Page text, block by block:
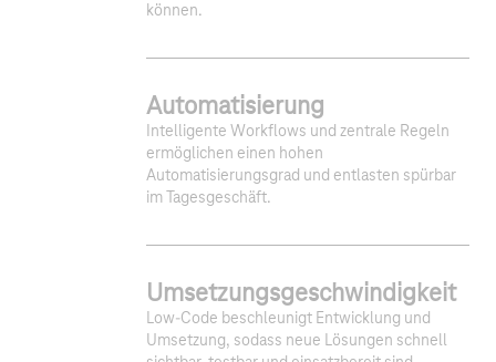
können.
Automatisierung
Intelligente Workflows und zentrale Regeln
ermöglichen einen hohen
Automatisierungsgrad und entlasten spürbar
im Tagesgeschäft.
Umsetzungsgeschwindigkeit
Low-Code beschleunigt Entwicklung und
Umsetzung, sodass neue Lösungen schnell